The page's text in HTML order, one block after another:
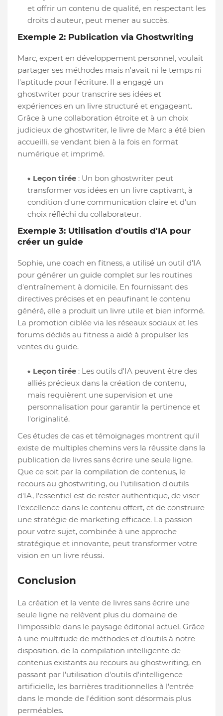
et offrir un contenu de qualité, en respectant les
droits d'auteur, peut mener au succès.
Exemple 2: Publication via Ghostwriting
Marc, expert en développement personnel, voulait
partager ses méthodes mais n'avait ni le temps ni
l'aptitude pour l'écriture. Il a engagé un
ghostwriter pour transcrire ses idées et
expériences en un livre structuré et engageant.
Grâce à une collaboration étroite et à un choix
judicieux de ghostwriter, le livre de Marc a été bien
accueilli, se vendant bien à la fois en format
numérique et imprimé.
Leçon tirée : Un bon ghostwriter peut
transformer vos idées en un livre captivant, à
condition d'une communication claire et d'un
choix réfléchi du collaborateur.
Exemple 3: Utilisation d'outils d'IA pour
créer un guide
Sophie, une coach en fitness, a utilisé un outil d'IA
pour générer un guide complet sur les routines
d'entraînement à domicile. En fournissant des
directives précises et en peaufinant le contenu
généré, elle a produit un livre utile et bien informé.
La promotion ciblée via les réseaux sociaux et les
forums dédiés au fitness a aidé à propulser les
ventes du guide.
Leçon tirée : Les outils d'IA peuvent être des
alliés précieux dans la création de contenu,
mais requièrent une supervision et une
personnalisation pour garantir la pertinence et
l'originalité.
Ces études de cas et témoignages montrent qu'il
existe de multiples chemins vers la réussite dans la
publication de livres sans écrire une seule ligne.
Que ce soit par la compilation de contenus, le
recours au ghostwriting, ou l'utilisation d'outils
d'IA, l'essentiel est de rester authentique, de viser
l'excellence dans le contenu offert, et de construire
une stratégie de marketing efficace. La passion
pour votre sujet, combinée à une approche
stratégique et innovante, peut transformer votre
vision en un livre réussi.
Conclusion
La création et la vente de livres sans écrire une
seule ligne ne relèvent plus du domaine de
l'impossible dans le paysage éditorial actuel. Grâce
à une multitude de méthodes et d'outils à notre
disposition, de la compilation intelligente de
contenus existants au recours au ghostwriting, en
passant par l'utilisation d'outils d'intelligence
artificielle, les barrières traditionnelles à l'entrée
dans le monde de l'édition sont désormais plus
perméables.